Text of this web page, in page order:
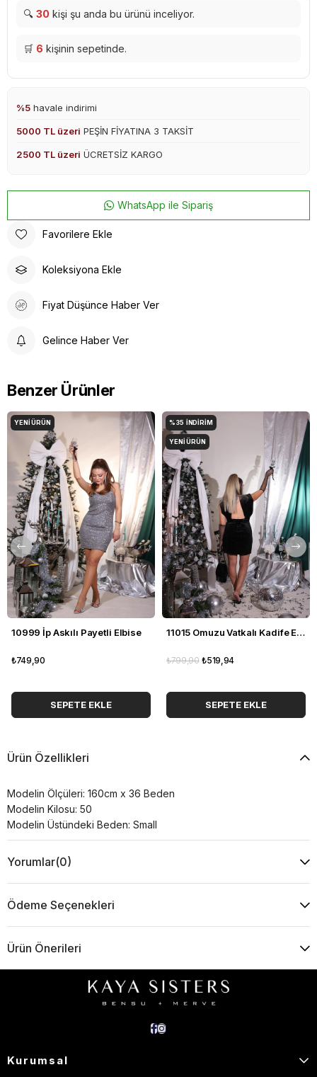
🔍 30 kişi şu anda bu ürünü inceliyor.
🛒 6 kişinin sepetinde.
%5 havale indirimi
5000 TL üzeri PEŞİN FİYATINA 3 TAKSİT
2500 TL üzeri ÜCRETSİZ KARGO
WhatsApp ile Sipariş
Favorilere Ekle
Koleksiyona Ekle
Fiyat Düşünce Haber Ver
Gelince Haber Ver
Benzer Ürünler
10999 İp Askılı Payetli Elbise
₺749,90
SEPETE EKLE
YENI ÜRÜN
11015 Omuzu Vatkalı Kadife Elbise
₺519,94
₺799,90
SEPETE EKLE
%35 İNDIRIM
YENI ÜRÜN
Ürün Özellikleri
Modelin Ölçüleri: 160cm x 36 Beden
Modelin Kilosu: 50
Modelin Üstündeki Beden: Small
Yorumlar(0)
Ödeme Seçenekleri
Ürün Önerileri
Kurumsal